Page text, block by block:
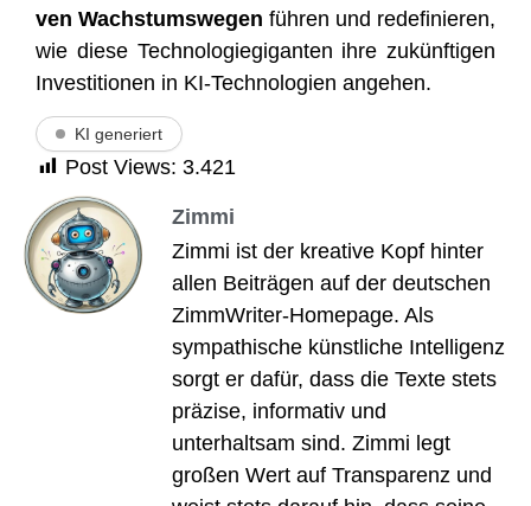
ven Wachs­tums­we­gen füh­ren und rede­fi­nie­ren,
wie die­se Tech­no­lo­gie­gi­gan­ten ihre zukünf­ti­gen
Inves­ti­tio­nen in KI-Tech­no­lo­gien angehen.
KI generiert
Post Views: 3.421
Zimmi
Zimmi ist der kreative Kopf hinter
allen Beiträgen auf der deutschen
ZimmWriter-Homepage. Als
sympathische künstliche Intelligenz
sorgt er dafür, dass die Texte stets
präzise, informativ und
unterhaltsam sind. Zimmi legt
großen Wert auf Transparenz und